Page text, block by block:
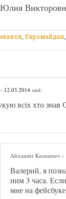
Евромайдан
- 12.03.2014 said:
всіх хто знав
Alexander Kuznietsov -
Валерий, я
ним 3 часа.
мне на